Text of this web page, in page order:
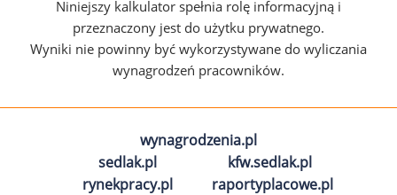
Niniejszy kalkulator spełnia rolę informacyjną i
przeznaczony jest do użytku prywatnego.
Wyniki nie powinny być wykorzystywane do wyliczania
wynagrodzeń pracowników.
wynagrodzenia.pl
sedlak.pl
kfw.sedlak.pl
rynekpracy.pl
raportyplacowe.pl